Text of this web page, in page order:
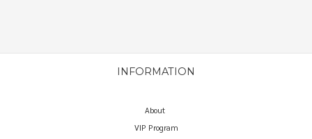
INFORMATION
About
VIP Program